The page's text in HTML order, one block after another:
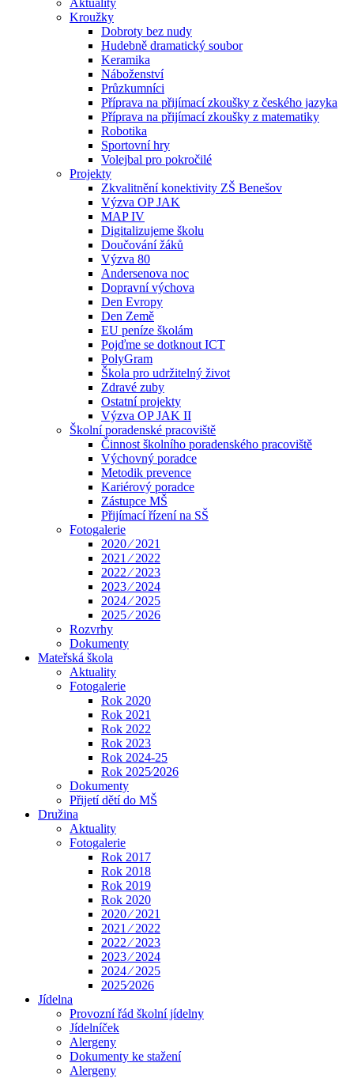
Aktuality
Kroužky
Dobroty bez nudy
Hudebně dramatický soubor
Keramika
Náboženství
Průzkumníci
Příprava na přijímací zkoušky z českého jazyka
Příprava na přijímací zkoušky z matematiky
Robotika
Sportovní hry
Volejbal pro pokročilé
Projekty
Zkvalitnění konektivity ZŠ Benešov
Výzva OP JAK
MAP IV
Digitalizujeme školu
Doučování žáků
Výzva 80
Andersenova noc
Dopravní výchova
Den Evropy
Den Země
EU peníze školám
Pojďme se dotknout ICT
PolyGram
Škola pro udržitelný život
Zdravé zuby
Ostatní projekty
Výzva OP JAK II
Školní poradenské pracoviště
Činnost školního poradenského pracoviště
Výchovný poradce
Metodik prevence
Kariérový poradce
Zástupce MŠ
Přijímací řízení na SŠ
Fotogalerie
2020 ⁄ 2021
2021 ⁄ 2022
2022 ⁄ 2023
2023 ⁄ 2024
2024 ⁄ 2025
2025 ⁄ 2026
Rozvrhy
Dokumenty
Mateřská škola
Aktuality
Fotogalerie
Rok 2020
Rok 2021
Rok 2022
Rok 2023
Rok 2024-25
Rok 2025⁄2026
Dokumenty
Přijetí dětí do MŠ
Družina
Aktuality
Fotogalerie
Rok 2017
Rok 2018
Rok 2019
Rok 2020
2020 ⁄ 2021
2021 ⁄ 2022
2022 ⁄ 2023
2023 ⁄ 2024
2024 ⁄ 2025
2025⁄2026
Jídelna
Provozní řád školní jídelny
Jídelníček
Alergeny
Dokumenty ke stažení
Alergeny